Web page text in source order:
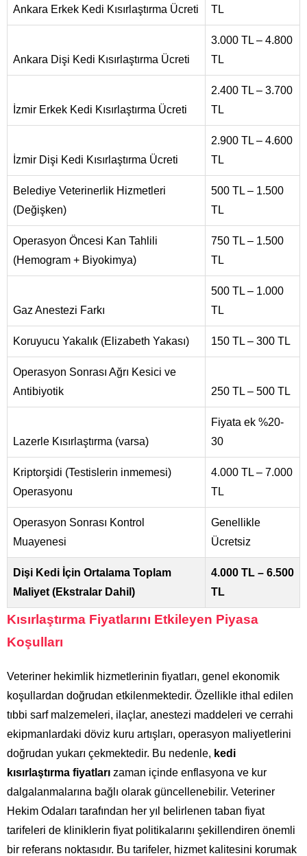
Ankara Erkek Kedi Kısırlaştırma Ücreti TL
Ankara Dişi Kedi Kısırlaştırma Ücreti
3.000 TL – 4.800
TL
İzmir Erkek Kedi Kısırlaştırma Ücreti
2.400 TL – 3.700
TL
İzmir Dişi Kedi Kısırlaştırma Ücreti
2.900 TL – 4.600
TL
Belediye Veterinerlik Hizmetleri
(Değişken)
500 TL – 1.500
TL
Operasyon Öncesi Kan Tahlili
(Hemogram + Biyokimya)
750 TL – 1.500
TL
Gaz Anestezi Farkı
500 TL – 1.000
TL
Koruyucu Yakalık (Elizabeth Yakası) 150 TL – 300 TL
Operasyon Sonrası Ağrı Kesici ve
Antibiyotik
250 TL – 500 TL
Lazerle Kısırlaştırma (varsa)
Fiyata ek %20-
30
Kriptorşidi (Testislerin inmemesi)
Operasyonu
4.000 TL – 7.000
TL
Operasyon Sonrası Kontrol
Muayenesi
Genellikle
Ücretsiz
Dişi Kedi İçin Ortalama Toplam
Maliyet (Ekstralar Dahil)
4.000 TL – 6.500
TL
Kısırlaştırma Fiyatlarını Etkileyen Piyasa
Koşulları
Veteriner hekimlik hizmetlerinin fiyatları, genel ekonomik
koşullardan doğrudan etkilenmektedir. Özellikle ithal edilen
tıbbi sarf malzemeleri, ilaçlar, anestezi maddeleri ve cerrahi
ekipmanlardaki döviz kuru artışları, operasyon maliyetlerini
doğrudan yukarı çekmektedir. Bu nedenle, kedi
kısırlaştırma fiyatları zaman içinde enflasyona ve kur
dalgalanmalarına bağlı olarak güncellenebilir. Veteriner
Hekim Odaları tarafından her yıl belirlenen taban fiyat
tarifeleri de kliniklerin fiyat politikalarını şekillendiren önemli
bir referans noktasıdır. Bu tarifeler, hizmet kalitesini korumak